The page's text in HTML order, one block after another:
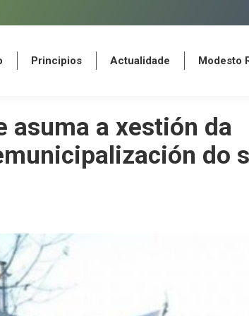
Principios Actualidade Modesto
asuma a xestión da
do
Principios Actualidade Modesto